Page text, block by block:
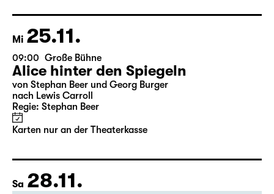
Karten nur an der Theaterkasse
Mi 25.11.
09:00 Große Bühne
Alice hinter den Spiegeln
von Stephan Beer und Georg Burger
Karten nur an der Theaterkasse